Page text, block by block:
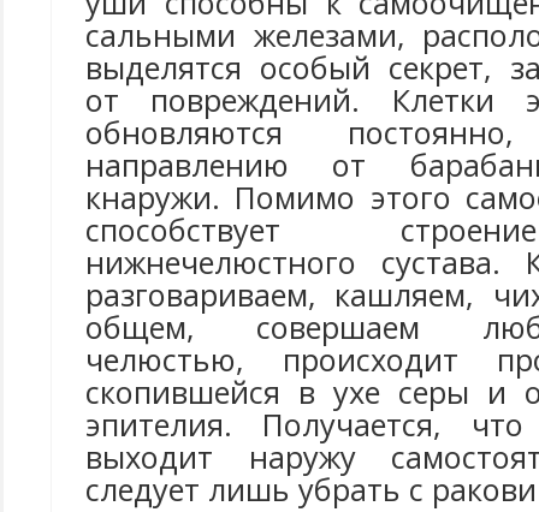
сальными железами,
выделятся особый секрет,
от повреждений. Клетки
обновляются
направлению от
кнаружи. Помимо этого
способствует
нижнечелюстного
разговариваем, кашляем,
общем, совершаем
челюстью, происходит
скопившейся в ухе серы и
эпителия. Получается,
выходит наружу
следует лишь убрать с